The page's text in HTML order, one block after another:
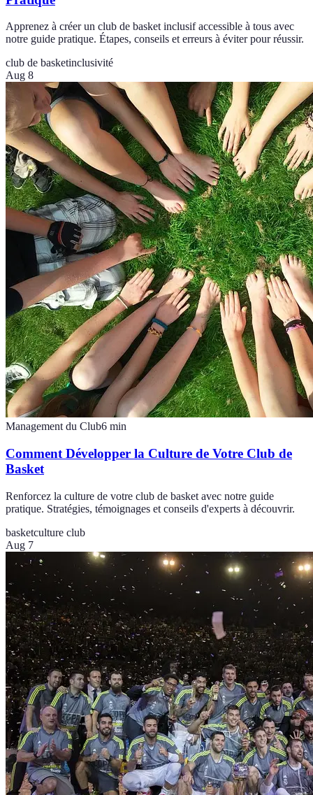
Apprenez à créer un club de basket inclusif accessible à tous avec
notre guide pratique. Étapes, conseils et erreurs à éviter pour réussir.
club de basketinclusivité
Aug 8
Management du Club6 min
Comment Développer la Culture de Votre Club de
Basket
Renforcez la culture de votre club de basket avec notre guide
pratique. Stratégies, témoignages et conseils d'experts à découvrir.
basketculture club
Aug 7